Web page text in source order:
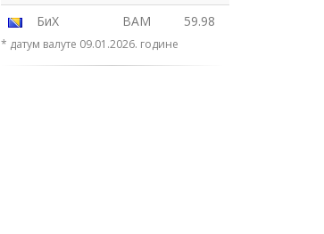
БиХ
BAM 59.98
* датум валуте 09.01.2026. године